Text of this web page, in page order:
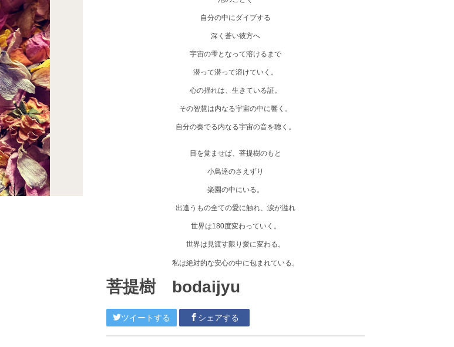
天使（エンジェル）アロマ
オーラ アロマスプレー
メッセージブック・木の台・アロマカード
SALT アロマ塩
自分の中にダイブする
深く蒼い彼方へ
宇宙の雫となって溶けるまで
潜って潜って溶けていく。
心の揺れは、生きている証。
その智慧は内なる宇宙の中に響く。
自分の奏でる内なる宇宙の音を聴く。
目を覚ませば、菩提樹のもと
小鳥達のさえずり
楽園の中にいる。
出逢うもの全ての愛に触れ、涙が溢れ
世界は180度変わっていく。
世界は見渡す限り愛に変わる。
私は絶対的な安心の中に包まれている。
菩提樹 bodaijyu
ツイートする シェアする